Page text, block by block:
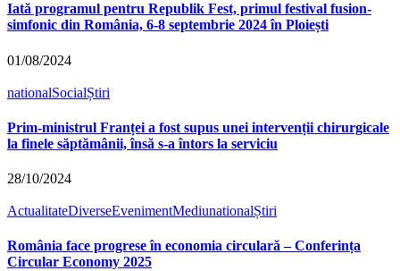
Iată programul pentru Republik Fest, primul festival fusion-
simfonic din România, 6-8 septembrie 2024 în Ploiești
01/08/2024
nationalSocialȘtiri
Prim-ministrul Franței a fost supus unei intervenții chirurgicale
la finele săptămânii, însă s-a întors la serviciu
28/10/2024
ActualitateDiverseEvenimentMediunationalȘtiri
România face progrese în economia circulară – Conferința
Circular Economy 2025